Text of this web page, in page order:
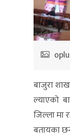
बाजुरा
ल्याएकाे
जिल्ला मा
बतायका